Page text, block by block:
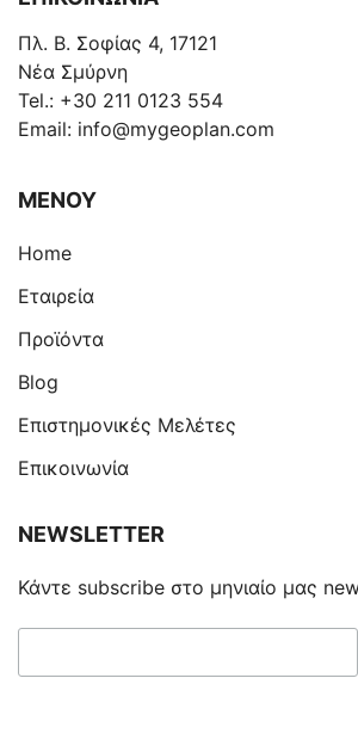
Πλ. Β. Σοφίας 4, 17121
Νέα Σμύρνη
Tel.: +30 211 0123 554
Email: info@mygeoplan.com
ΜΕΝΟΥ
Home
Eταιρεία
Προϊόντα
Blog
Επιστημονικές Μελέτες
Επικοινωνία
NEWSLETTER
Κάντε subscribe στο μηνιαίο μας